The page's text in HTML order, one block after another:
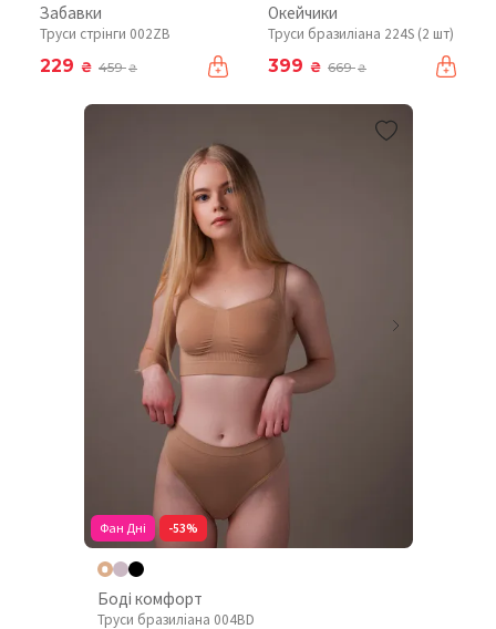
Забавки
Труси стрінги 002ZB
229 ₴ 459₴
Окейчики
Труси бразиліана 224S (2 шт)
399 ₴ 669₴
Фан Дні -53%
Боді комфорт
Труси бразиліана 004BD